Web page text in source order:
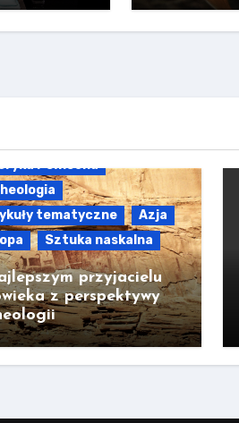
Północna
tematyczne
Azja
Sztuka naskalna
przyjacielu
z perspektywy